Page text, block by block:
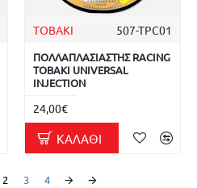
TOBAKI 507-TPC01
ΠΟΛΛΑΠΛΑΣΙΑΣΤΗΣ RACING
TOBAKI UNIVERSAL
INJECTION
24,00€
ΚΑΛΆΘΙ
2 3
4